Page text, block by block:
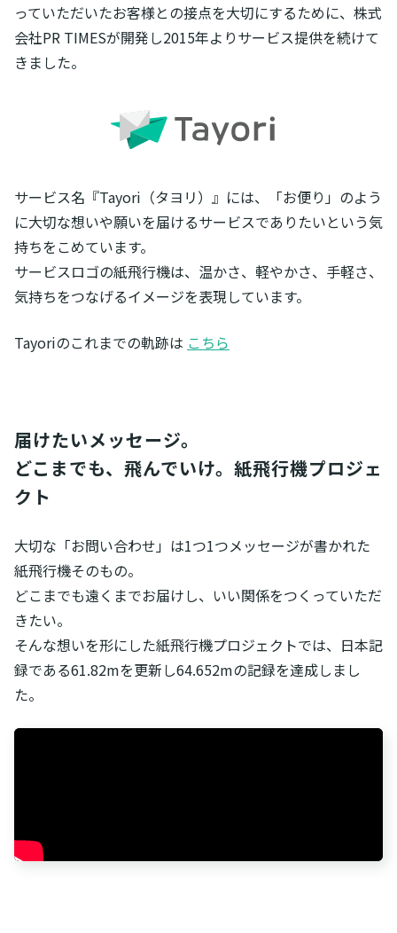
っていただいたお客様との接点を大切にするために、株式
会社PR TIMESが開発し2015年よりサービス提供を続けて
きました。
サービス名『Tayori（タヨリ）』には、「お便り」のよう
に大切な想いや願いを届けるサービスでありたいという気
持ちをこめています。
サービスロゴの紙飛行機は、温かさ、軽やかさ、手軽さ、
気持ちをつなげるイメージを表現しています。
Tayoriのこれまでの軌跡は こちら
届けたいメッセージ。
どこまでも、飛んでいけ。紙飛行機プロジェ
クト
大切な「お問い合わせ」は1つ1つメッセージが書かれた
紙飛行機そのもの。
どこまでも遠くまでお届けし、いい関係をつくっていただ
きたい。
そんな想いを形にした紙飛行機プロジェクトでは、日本記
録である61.82mを更新し64.652mの記録を達成しまし
た。